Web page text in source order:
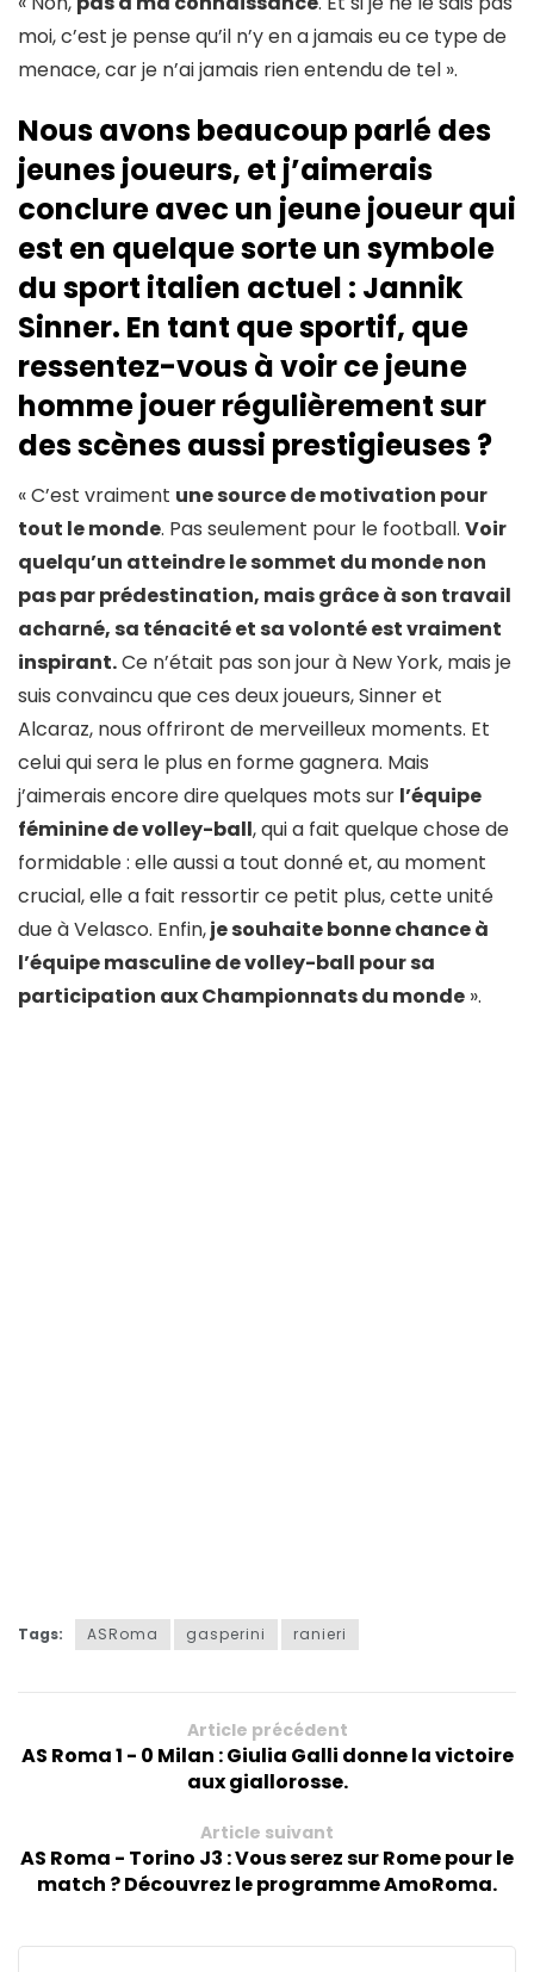
moi, c’est je pense qu’il n’y en a jamais eu ce type de
menace, car je n’ai jamais rien entendu de tel ».
Nous avons beaucoup parlé des
jeunes joueurs, et j’aimerais
conclure avec un jeune joueur qui
est en quelque sorte un symbole
du sport italien actuel : Jannik
Sinner. En tant que sportif, que
ressentez-vous à voir ce jeune
homme jouer régulièrement sur
des scènes aussi prestigieuses ?
« C’est vraiment une source de motivation pour
tout le monde. Pas seulement pour le football. Voir
quelqu’un atteindre le sommet du monde non
pas par prédestination, mais grâce à son travail
acharné, sa ténacité et sa volonté est vraiment
inspirant.Ce n’était pas son jour à New York, mais je
suis convaincu que ces deux joueurs, Sinner et
Alcaraz, nous offriront de merveilleux moments. Et
celui qui sera le plus en forme gagnera. Mais
j’aimerais encore dire quelques mots sur l’équipe
féminine de volley-ball, qui a fait quelque chose de
formidable : elle aussi a tout donné et, au moment
crucial, elle a fait ressortir ce petit plus, cette unité
due à Velasco. Enfin,je souhaite bonne chance à
l’équipe masculine de volley-ball pour sa
participation aux Championnats du monde ».
Tags: ASRoma gasperini ranieri
Article précédent
AS Roma 1 - 0 Milan : Giulia Galli donne la victoire
aux giallorosse.
Article suivant
AS Roma - Torino J3 : Vous serez sur Rome pour le
match ? Découvrez le programme AmoRoma.